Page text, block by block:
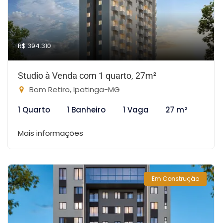
R$ 394.310
Studio à Venda com 1 quarto, 27m²
Bom Retiro, Ipatinga-MG
1 Quarto
1 Banheiro 1 Vaga 27 m²
Mais informações
Em Construção